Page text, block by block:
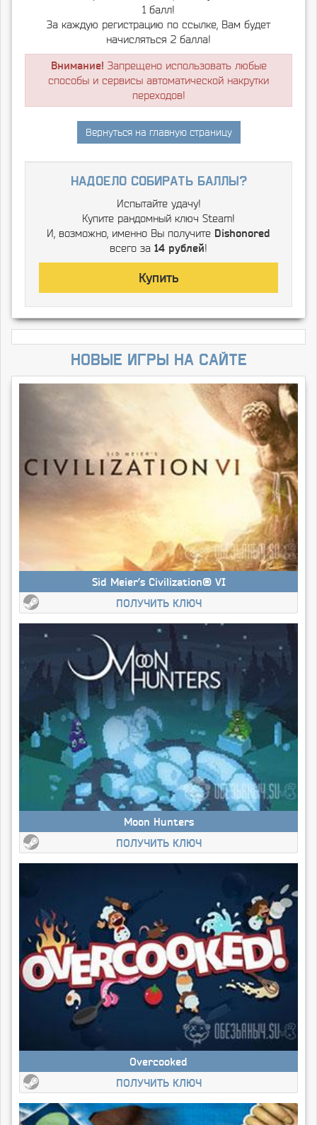
1 балл!
За каждую регистрацию по ссылке, Вам будет
начисляться 2 балла!
Внимание! Запрещено использовать любые
способы и сервисы автоматической накрутки
переходов!
Вернуться на главную страницу
надоело собирать баллы?
Испытайте удачу!
Купите рандомный ключ Steam!
И, возможно, именно Вы получите Dishonored
всего за 14 рублей!
Купить
Новые игры на сайте
Sid Meier’s Civilization® VI
ПОЛУЧИТЬ КЛЮЧ
Moon Hunters
ПОЛУЧИТЬ КЛЮЧ
Overcooked
ПОЛУЧИТЬ КЛЮЧ